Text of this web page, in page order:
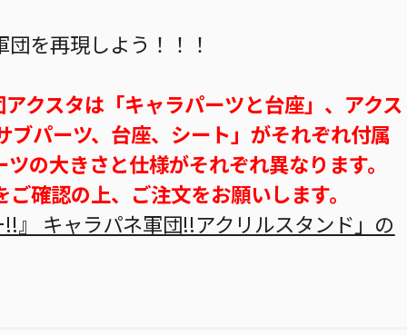
を再現しよう！！！
クスタは「キャラパーツと台座」、アクス
ブパーツ、台座、シート」がそれぞれ付属
の大きさと仕様がそれぞれ異なります。
確認の上、ご注文をお願いします。
』 キャラパネ軍団!!アクリルスタンド」の